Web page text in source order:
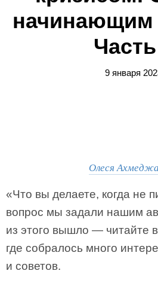
начинающим
9 января
Олеся
«Что вы делаете, когда не
вопрос мы задали нашим
из этого вышло — читайте
где собралось много
и советов.